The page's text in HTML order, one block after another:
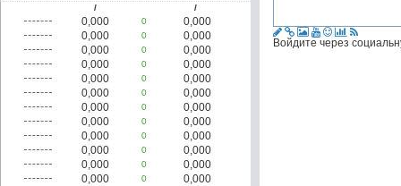
Войдите через
/ /
0,000 0
0,000
0,000
0
0,000
0,000
0
0,000
0,000
0
0,000
0,000
0
0,000
0,000
0
0,000
0,000
0
0,000
0,000
0
0,000
0,000
0
0,000
0,000
0
0,000
0,000
0
0,000
0,000
0
0,000